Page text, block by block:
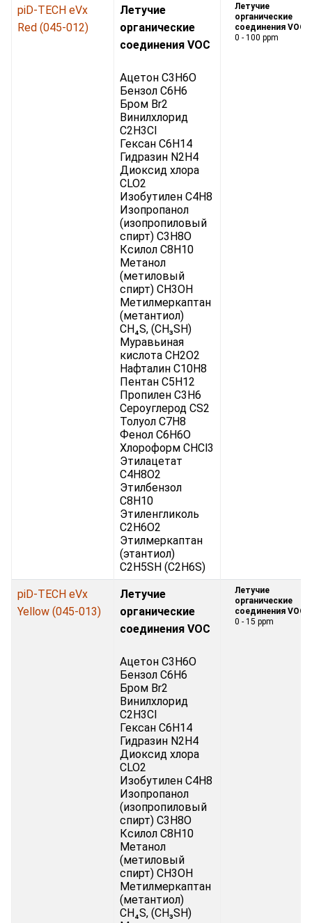
piD-TECH eVx
Red (045-012)
Летучие
органические
соединения VOC
Ацетон C3H6O
Бензол C6H6
Бром Br2
Винилхлорид
C2H3Cl
Гексан C6H14
Гидразин N2H4
Диоксид хлора
CLO2
Изобутилен C4H8
Изопропанол
(изопропиловый
спирт) C3H8O
Ксилол C8H10
Метанол
(метиловый
спирт) CH3OH
Метилмеркаптан
(метантиол)
CH₄S, (CH₃SH)
Муравьиная
кислота CH2O2
Нафталин C10H8
Пентан C5H12
Пропилен C3H6
Сероуглерод CS2
Толуол C7H8
Фенол C6H6O
Хлороформ CHCl3
Этилацетат
C4H8O2
Этилбензол
C8H10
Этиленгликоль
C2H6O2
Этилмеркаптан
(этантиол)
C2H5SH (C2H6S)
Летучие
органические
соединения VOC:
0 - 100 ppm
piD-TECH eVx
Yellow (045-013)
Летучие
органические
соединения VOC
Ацетон C3H6O
Бензол C6H6
Бром Br2
Винилхлорид
C2H3Cl
Гексан C6H14
Гидразин N2H4
Диоксид хлора
CLO2
Изобутилен C4H8
Изопропанол
(изопропиловый
спирт) C3H8O
Ксилол C8H10
Метанол
(метиловый
спирт) CH3OH
Метилмеркаптан
(метантиол)
CH₄S, (CH₃SH)
Летучие
органические
соединения VOC:
0 - 15 ppm